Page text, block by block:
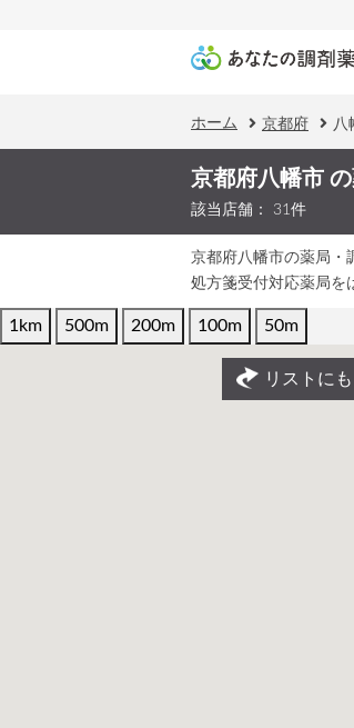
ホーム 京都府 八
京都府八幡市
該当店舗： 31件
京都府八幡市の薬局・
処方箋受付対応薬局を
1km 500m 200m 100m 50m
リストに